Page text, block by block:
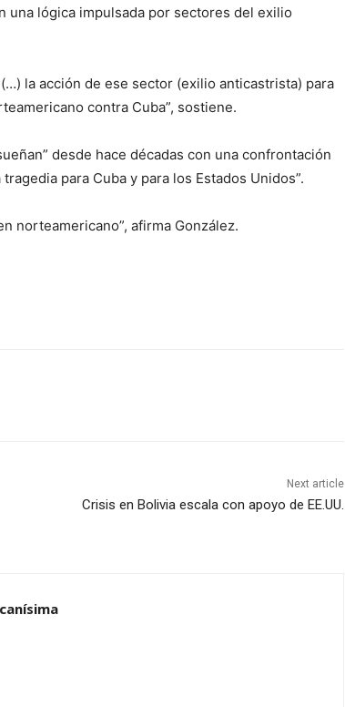
una lógica impulsada por sectores del exilio
la acción de ese sector (exilio anticastrista) para
contra Cuba”, sostiene.
desde hace décadas con una confrontación
para Cuba y para los Estados Unidos”.
norteamericano”, afirma González.
Next article
Crisis en Bolivia escala con apoyo de EE.UU.